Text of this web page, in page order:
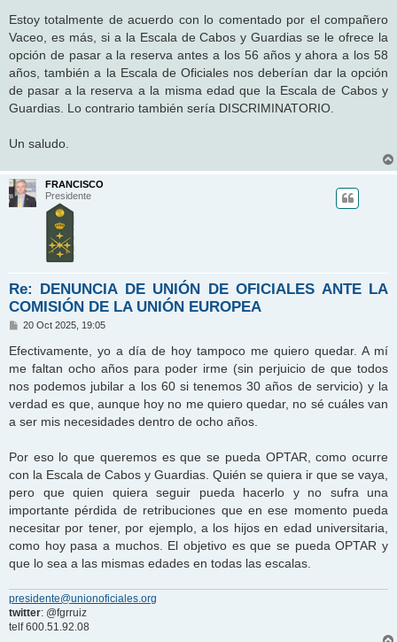
j
e
Estoy totalmente de acuerdo con lo comentado por el compañero
Vaceo, es más, si a la Escala de Cabos y Guardias se le ofrece la
opción de pasar a la reserva antes a los 56 años y ahora a los 58
años, también a la Escala de Oficiales nos deberían dar la opción
de pasar a la reserva a la misma edad que la Escala de Cabos y
Guardias. Lo contrario también sería DISCRIMINATORIO.
Un saludo.
FRANCISCO
Presidente
Re: DENUNCIA DE UNIÓN DE OFICIALES ANTE LA
COMISIÓN DE LA UNIÓN EUROPEA
M
n
s
a
e
20 Oct 2025, 19:05
Efectivamente, yo a día de hoy tampoco me quiero quedar. A mí
me faltan ocho años para poder irme (sin perjuicio de que todos
nos podemos jubilar a los 60 si tenemos 30 años de servicio) y la
verdad es que, aunque hoy no me quiero quedar, no sé cuáles van
a ser mis necesidades dentro de ocho años.
Por eso lo que queremos es que se pueda OPTAR, como ocurre
con la Escala de Cabos y Guardias. Quién se quiera ir que se vaya,
pero que quien quiera seguir pueda hacerlo y no sufra una
importante pérdida de retribuciones que en ese momento pueda
necesitar por tener, por ejemplo, a los hijos en edad universitaria,
como hoy pasa a muchos. El objetivo es que se pueda OPTAR y
que lo sea a las mismas edades en todas las escalas.
presidente@unionoficiales.org
twitter: @fgrruiz
telf 600.51.92.08